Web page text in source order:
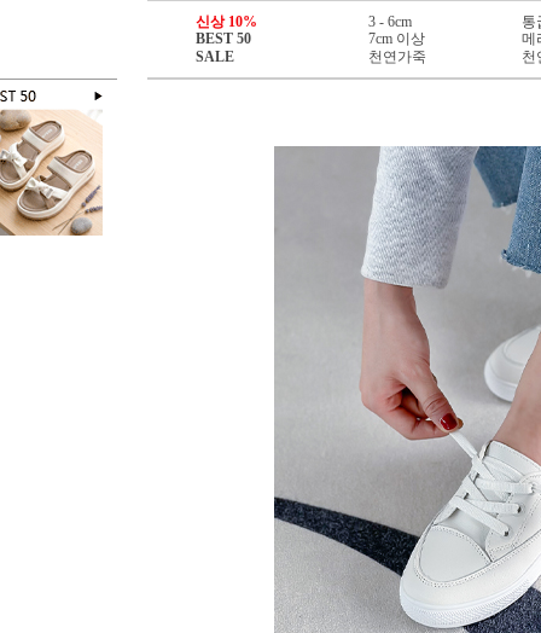
신상 10%
BEST 50
SALE
3 - 6cm
7cm 이상
천연가죽
통
메
천